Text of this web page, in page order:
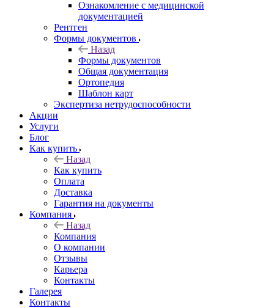
Ознакомление с медицинской
документацией
Рентген
Формы документов
Назад
Формы документов
Общая документация
Ортопедия
Шаблон карт
Экспертиза нетрудоспособности
Акции
Услуги
Блог
Как купить
Назад
Как купить
Оплата
Доставка
Гарантия на документы
Компания
Назад
Компания
О компании
Отзывы
Карьера
Контакты
Галерея
Контакты